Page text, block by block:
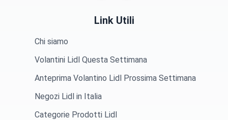
Link Utili
Chi siamo
Volantini Lidl Questa Settimana
Anteprima Volantino Lidl Prossima Settimana
Negozi Lidl in Italia
Categorie Prodotti Lidl